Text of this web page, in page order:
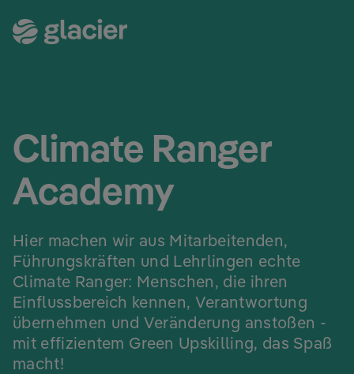
Climate Ranger
Academy
Hier machen wir aus Mitarbeitenden,
Führungskräften und Lehrlingen echte
Climate Ranger: Menschen, die ihren
Einflussbereich kennen, Verantwortung
übernehmen und Veränderung anstoßen -
mit effizientem Green Upskilling, das Spaß
macht!